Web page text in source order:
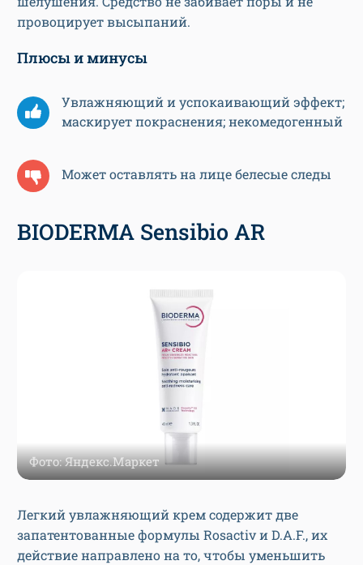
провоцирует высыпаний.
Плюсы и минусы
Увлажняющий и успокаивающий эффект;
маскирует покраснения; некомедогенный
Может оставлять на лице белесые следы
BIODERMA Sensibio AR
Фото: Яндекс.Маркет
Легкий увлажняющий крем содержит две
запатентованные формулы Rosactiv и D.A.F., их
действие направлено на то, чтобы уменьшить